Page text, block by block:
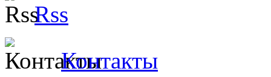
Rss
Контакты